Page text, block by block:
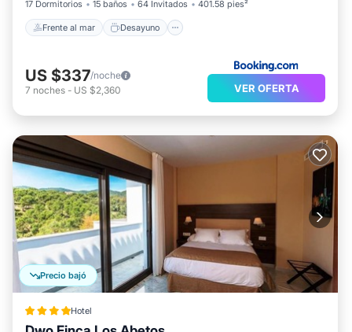
17 Dormitorios 15 baños 64 Invitados 401.58 pies²
Frente al mar Desayuno
US $337/noche
7 noches - US $2,360 VER OFERTA
Precio bajó
Hotel